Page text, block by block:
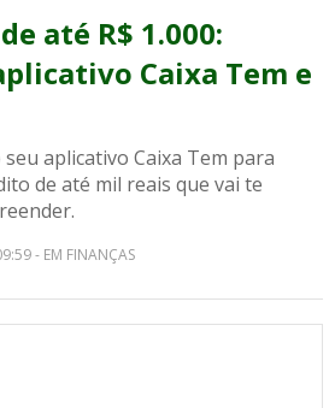
até R$ 1.000:
Caixa Tem e
aplicativo Caixa Tem para
de até mil reais que vai te
- EM FINANÇAS